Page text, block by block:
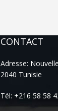
CONTACT
Adresse:
2040 Tunisie
Tél: +216 58 58